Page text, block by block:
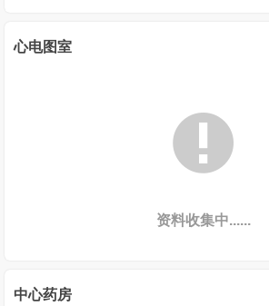
心电图室

资料收集中......
中心药房